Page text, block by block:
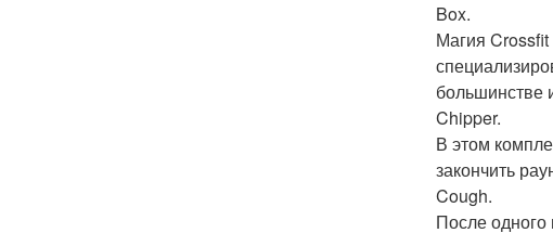
Box.
Магия
большинстве
Chipper.
В этом
закончить
Cough.
После